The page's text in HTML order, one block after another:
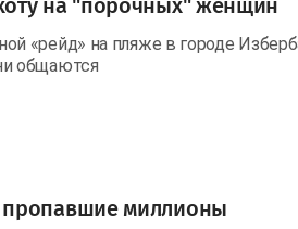
«рейд» на пляже в городе
общаются
миллионы